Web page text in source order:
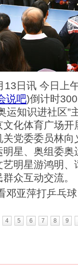
日讯 今日上
说吧)倒计时
运知识进社区”
化体育广场
党委委员林
星、奥组委
明星游鸿明
众互动交流。
邓亚萍打乒乓
4 5 6 7 8 9